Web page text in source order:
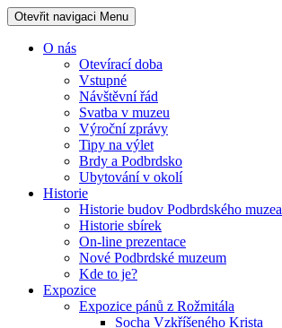
Otevřit navigaci Menu
O nás
Otevírací doba
Vstupné
Návštěvní řád
Svatba v muzeu
Výroční zprávy
Tipy na výlet
Brdy a Podbrdsko
Ubytování v okolí
Historie
Historie budov Podbrdského muzea
Historie sbírek
On-line prezentace
Nové Podbrdské muzeum
Kde to je?
Expozice
Expozice pánů z Rožmitála
Socha Vzkříšeného Krista